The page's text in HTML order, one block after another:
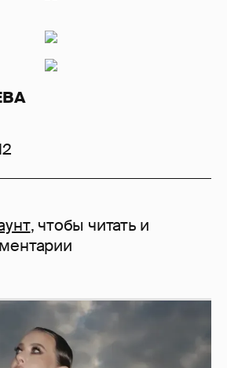
, чтобы читать и